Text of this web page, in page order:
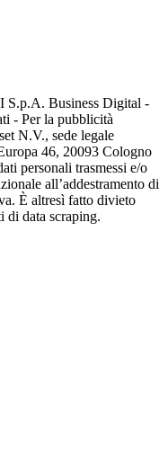
S.p.A. Business Digital -
- Per la pubblicità
N.V., sede legale
46, 20093 Cologno
personali trasmessi e/o
all’addestramento di
È altresì fatto divieto
di data scraping.